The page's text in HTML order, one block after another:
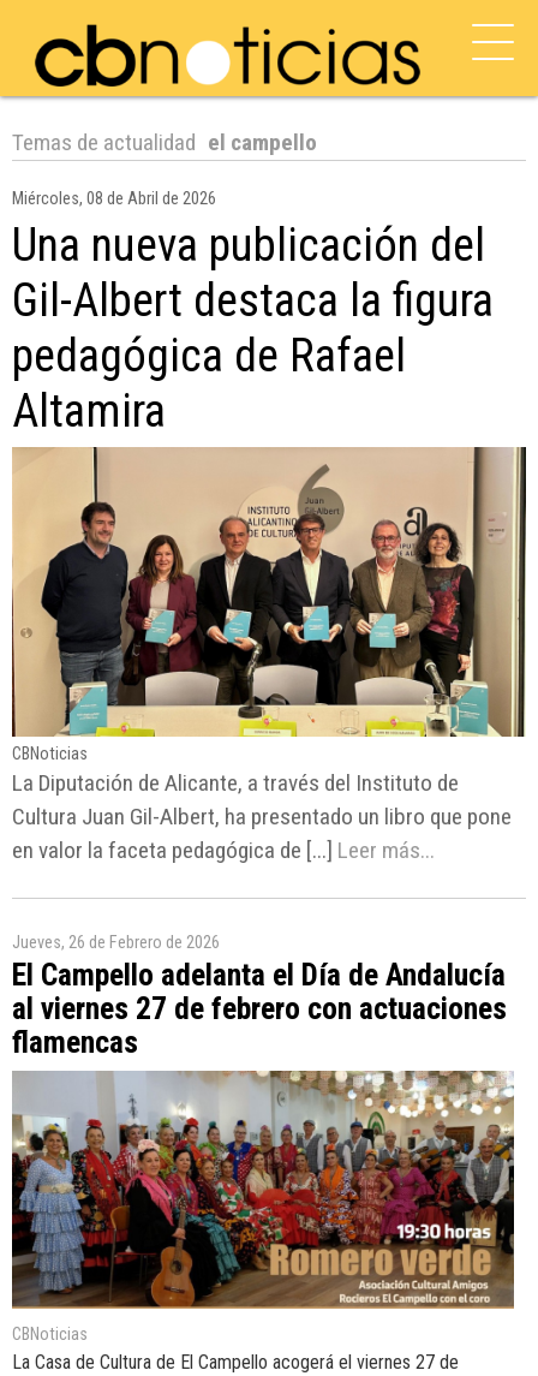
Temas de actualidad el campello
Miércoles, 08 de Abril de 2026
Una nueva publicación del
Gil-Albert destaca la figura
pedagógica de Rafael
Altamira
CBNoticias
La Diputación de Alicante, a través del Instituto de
Cultura Juan Gil-Albert, ha presentado un libro que pone
en valor la faceta pedagógica de [...] Leer más...
Jueves, 26 de Febrero de 2026
El Campello adelanta el Día de Andalucía
al viernes 27 de febrero con actuaciones
flamencas
CBNoticias
La Casa de Cultura de El Campello acogerá el viernes 27 de